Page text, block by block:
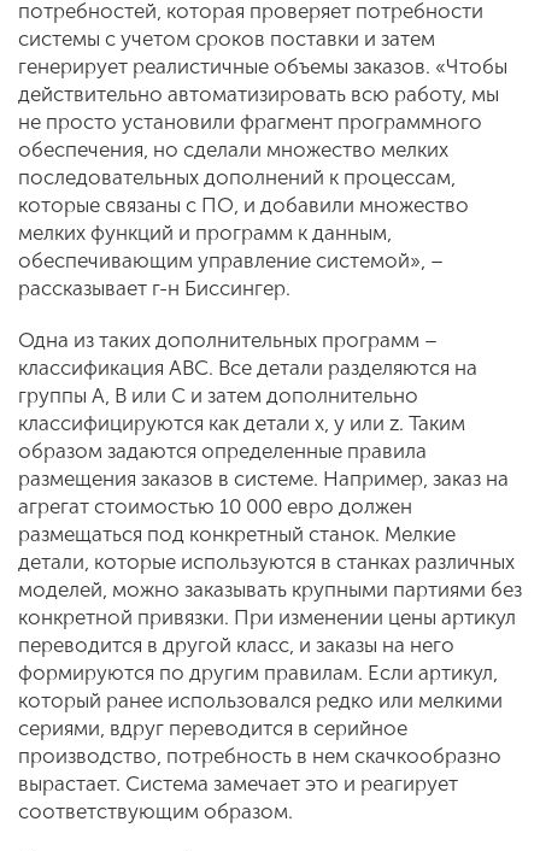
потребностей, которая проверяет потребности
системы с учетом сроков поставки и затем
генерирует реалистичные объемы заказов. «Чтобы
действительно автоматизировать всю работу, мы
не просто установили фрагмент программного
обеспечения, но сделали множество мелких
последовательных дополнений к процессам,
которые связаны с ПО, и добавили множество
мелких функций и программ к данным,
обеспечивающим управление системой», –
рассказывает г-н Биссингер.
Одна из таких дополнительных программ –
классификация ABC. Все детали разделяются на
группы A, B или C и затем дополнительно
классифицируются как детали x, y или z. Таким
образом задаются определенные правила
размещения заказов в системе. Например, заказ на
агрегат стоимостью 10 000 евро должен
размещаться под конкретный станок. Мелкие
детали, которые используются в станках различных
моделей, можно заказывать крупными партиями без
конкретной привязки. При изменении цены артикул
переводится в другой класс, и заказы на него
формируются по другим правилам. Если артикул,
который ранее использовался редко или мелкими
сериями, вдруг переводится в серийное
производство, потребность в нем скачкообразно
вырастает. Система замечает это и реагирует
соответствующим образом.